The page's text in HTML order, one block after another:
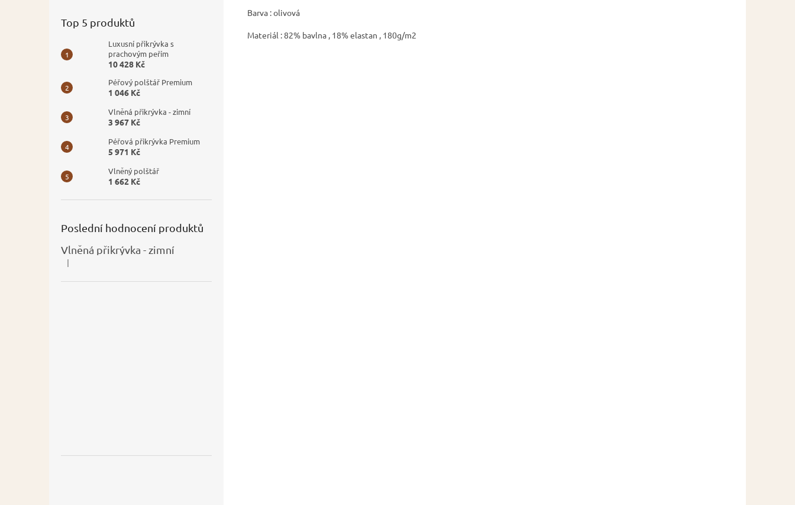
Top 5 produktů
Luxusní přikrývka s
prachovým peřím
10 428 Kč
Péřový polštář Premium
1 046 Kč
Vlněná přikrývka - zimní
3 967 Kč
Péřová přikrývka Premium
5 971 Kč
Vlněný polštář
1 662 Kč
Poslední hodnocení produktů
Vlněná přikrývka - zimní
Hodnocení produktu je 5 z 5 hvězdiček.
|
Barva : olivová
Materiál : 82% bavlna , 18% elastan , 180g/m2